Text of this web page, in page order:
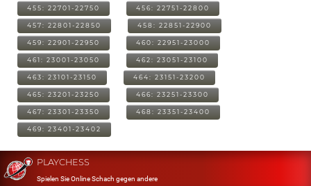
455: 22701-22750 456: 22751-22800
457: 22801-22850 458: 22851-22900
459: 22901-22950 460: 22951-23000
461: 23001-23050 462: 23051-23100
463: 23101-23150 464: 23151-23200
465: 23201-23250 466: 23251-23300
467: 23301-23350 468: 23351-23400
469: 23401-23402
PLAYCHESS
Spielen Sie Online Schach gegen andere